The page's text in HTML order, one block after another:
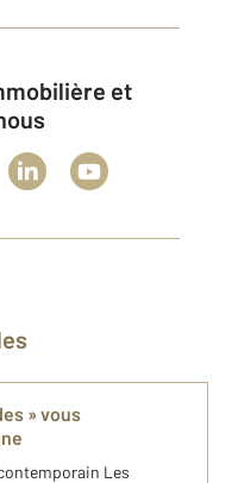
» vous
Les